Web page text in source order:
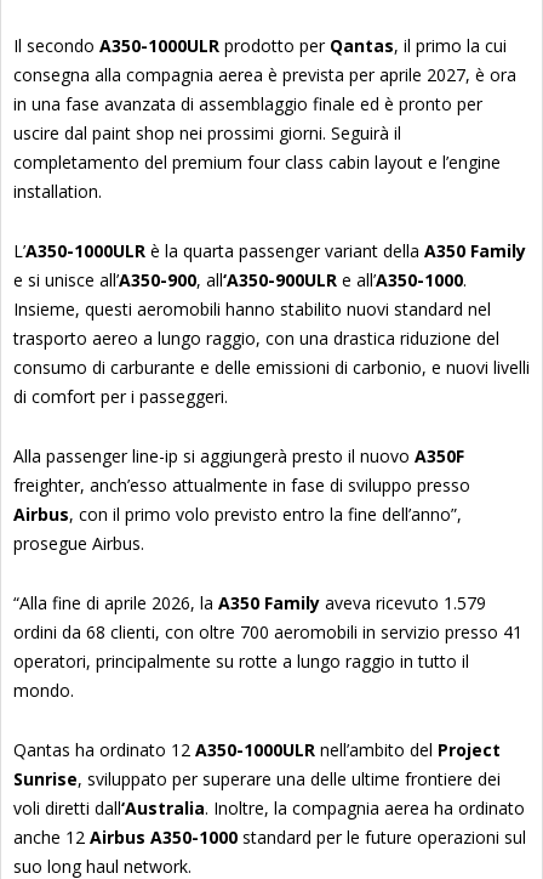
Il secondo A350-1000ULR prodotto per Qantas, il primo la cui
consegna alla compagnia aerea è prevista per aprile 2027, è ora
in una fase avanzata di assemblaggio finale ed è pronto per
uscire dal paint shop nei prossimi giorni. Seguirà il
completamento del premium four class cabin layout e l’engine
installation.
L’A350-1000ULR è la quarta passenger variant della A350 Family
e si unisce all’A350-900, all‘A350-900ULR e all’A350-1000.
Insieme, questi aeromobili hanno stabilito nuovi standard nel
trasporto aereo a lungo raggio, con una drastica riduzione del
consumo di carburante e delle emissioni di carbonio, e nuovi livelli
di comfort per i passeggeri.
Alla passenger line-ip si aggiungerà presto il nuovo A350F
freighter, anch’esso attualmente in fase di sviluppo presso
Airbus, con il primo volo previsto entro la fine dell’anno”,
prosegue Airbus.
“Alla fine di aprile 2026, la A350 Family aveva ricevuto 1.579
ordini da 68 clienti, con oltre 700 aeromobili in servizio presso 41
operatori, principalmente su rotte a lungo raggio in tutto il
mondo.
Qantas ha ordinato 12 A350-1000ULR nell’ambito del Project
Sunrise, sviluppato per superare una delle ultime frontiere dei
voli diretti dall‘Australia. Inoltre, la compagnia aerea ha ordinato
anche 12 Airbus A350-1000 standard per le future operazioni sul
suo long haul network.